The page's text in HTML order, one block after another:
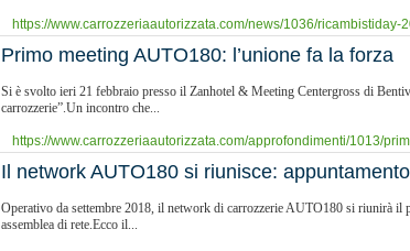
https://www.carrozzeriaautorizzata.com/news/1036/ricambistiday-
Primo meeting AUTO180: l’unione fa la forza
Si è svolto ieri 21 febbraio presso il Zanhotel & Meeting Centergross di
carrozzerie”.Un incontro che...
https://www.carrozzeriaautorizzata.com/approfondimenti/1013/
​Il network AUTO180 si riunisce:
Operativo da settembre 2018, il network di carrozzerie AUTO180 si riunirà
assemblea di rete.Ecco il...